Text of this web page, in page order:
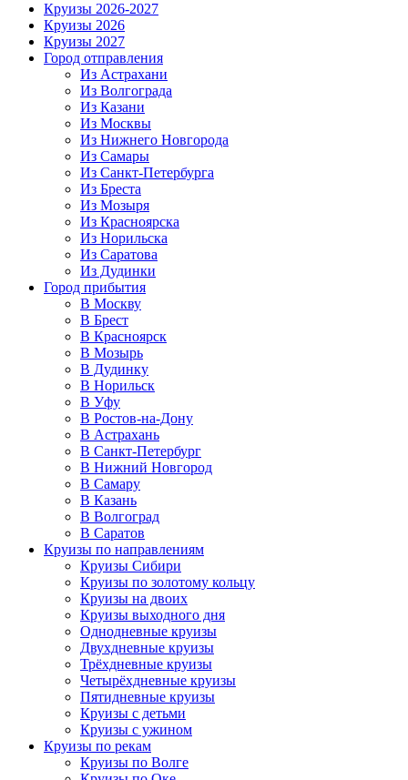
Круизы 2026-2027
Круизы 2026
Круизы 2027
Город отправления
Из Астрахани
Из Волгограда
Из Казани
Из Москвы
Из Нижнего Новгорода
Из Самары
Из Санкт-Петербурга
Из Бреста
Из Мозыря
Из Красноярска
Из Норильска
Из Саратова
Из Дудинки
Город прибытия
В Москву
В Брест
В Красноярск
В Мозырь
В Дудинку
В Норильск
В Уфу
В Ростов-на-Дону
В Астрахань
В Санкт-Петербург
В Нижний Новгород
В Самару
В Казань
В Волгоград
В Саратов
Круизы по направлениям
Круизы Сибири
Круизы по золотому кольцу
Круизы на двоих
Круизы выходного дня
Однодневные круизы
Двухдневные круизы
Трёхдневные круизы
Четырёхдневные круизы
Пятидневные круизы
Круизы с детьми
Круизы с ужином
Круизы по рекам
Круизы по Волге